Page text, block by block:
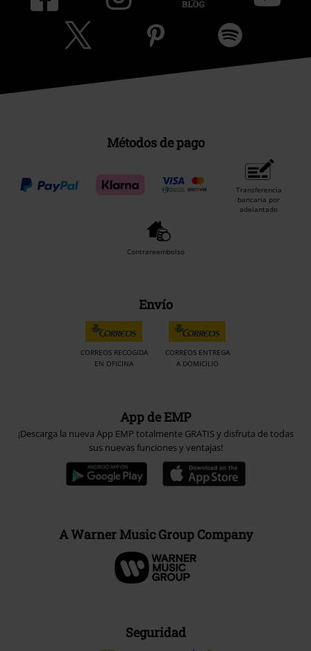
Métodos de pago
Transferencia
bancaria por
adelantado
Contrareembolso
Envío
CORREOS RECOGIDA
EN OFICINA
CORREOS ENTREGA
A DOMICILIO
App de EMP
¡Descarga la nueva App EMP totalmente GRATIS y disfruta de todas
sus nuevas funciones y ventajas!
A Warner Music Group Company
Seguridad